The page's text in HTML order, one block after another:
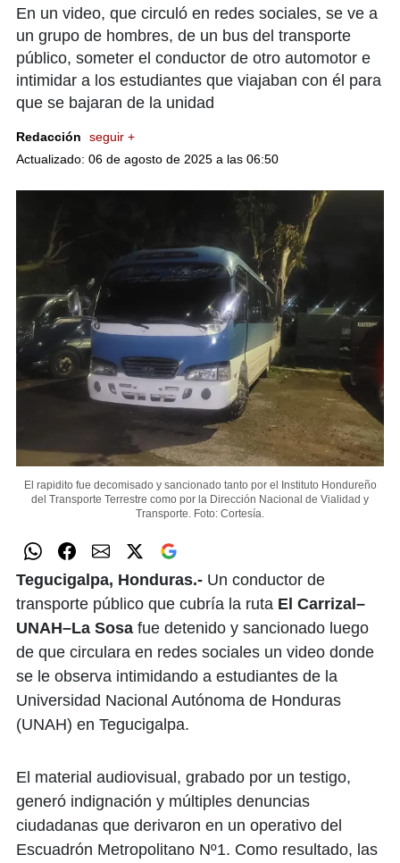
En un video, que circuló en redes sociales, se ve a
un grupo de hombres, de un bus del transporte
público, someter el conductor de otro automotor e
intimidar a los estudiantes que viajaban con él para
que se bajaran de la unidad
Redacción
seguir +
Actualizado: 06 de agosto de 2025 a las 06:50
El rapidito fue decomisado y sancionado tanto por el Instituto Hondureño
del Transporte Terrestre como por la Dirección Nacional de Vialidad y
Transporte. Foto: Cortesía.
Tegucigalpa, Honduras.- Un conductor de
transporte público que cubría la ruta El Carrizal–
UNAH–La Sosa fue detenido y sancionado luego
de que circulara en redes sociales un video donde
se le observa intimidando a estudiantes de la
Universidad Nacional Autónoma de Honduras
(UNAH) en Tegucigalpa.
El material audiovisual, grabado por un testigo,
generó indignación y múltiples denuncias
ciudadanas que derivaron en un operativo del
Escuadrón Metropolitano Nº1. Como resultado, las